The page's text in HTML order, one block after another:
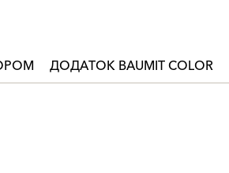
ДОДАТОК BAUMIT COLOR